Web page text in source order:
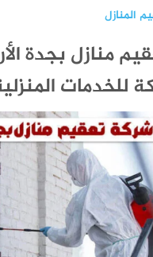
المنازل
منازل بجدة